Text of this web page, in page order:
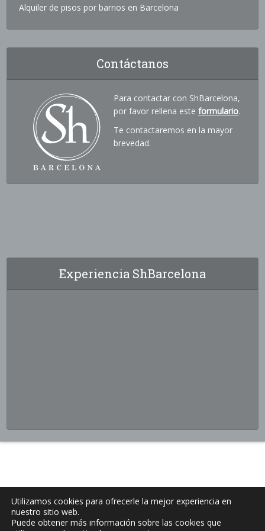
Alquiler de pisos por barrios en Barcelona
Contáctanos
Para contactar con ShBarcelona,
por favor rellena esteformulario.
Te contactaremos en la mayor
brevedad.
Experiencia ShBarcelona
Utilizamos cookies para ofrecerle la mejor experiencia en
nuestro sitio web.
Puede obtener más información sobre las cookies que